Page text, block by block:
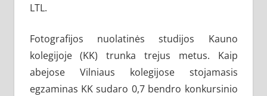
LTL.
Fotografijos nuolatinės studijos Kauno
kolegijoje (KK) trunka trejus metus. Kaip
abejose Vilniaus kolegijose stojamasis
egzaminas KK sudaro 0,7 bendro konkursinio